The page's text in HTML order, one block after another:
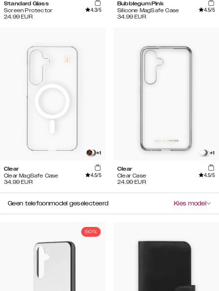
Standard Glass
Screen Protector
4.3/5
24.99 EUR
Bubblegum Pink
Silicone MagSafe Case
4.5/5
34.99 EUR
+1
Clear
Clear MagSafe Case
4.5/5
34.99 EUR
+1
Clear
Clear Case
4.5/5
24.99 EUR
Geen telefoonmodel geselecteerd Kies model
50%